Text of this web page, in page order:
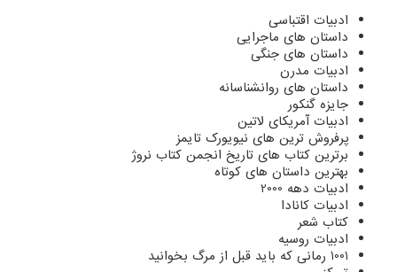
ادبیات اقتباسی
داستان های ماجرایی
داستان های جنگی
ادبیات مدرن
داستان های روانشناسانه
جایزه گنکور
ادبیات آمریکای لاتین
پرفروش ترین های نیویورک تایمز
برترین کتاب های تاریخ انجمن کتاب نروژ
بهترین داستان های کوتاه
ادبیات دهه 2000
ادبیات کانادا
کتاب شعر
ادبیات روسیه
1001 رمانی که باید قبل از مرگ بخوانید